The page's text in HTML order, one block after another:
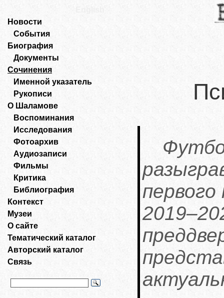
Новости
События
Биография
Документы
Сочинения
Именной указатель
Рукописи
О Шаламове
Воспоминания
Исследования
Фотоархив
Аудиозаписи
Фильмы
Критика
Библиография
Контекст
Музеи
О сайте
Тематический каталог
Авторский каталог
Связь